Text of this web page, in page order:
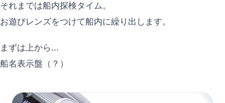
それまでは船内探検タイム。
お遊びレンズをつけて船内に繰り出します。
まずは上から...
船名表示盤（？）